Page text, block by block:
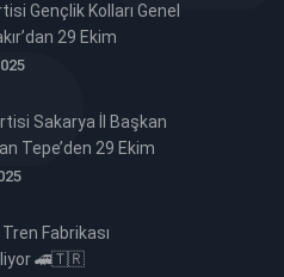
Gençlik Kolları Genel
29 Ekim
Mesajı 🇹🇷
Sakarya İl Başkan
Tepe’den 29 Ekim
Mesajı 🇹🇷
Tren Fabrikası
🚄🇹🇷